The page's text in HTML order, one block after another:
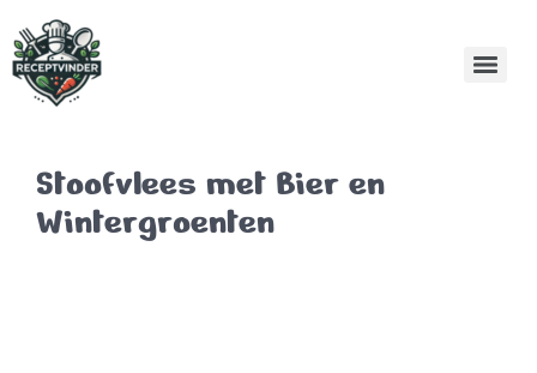
Stoofvlees met Bier en
Wintergroenten